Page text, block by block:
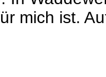
mich ist.